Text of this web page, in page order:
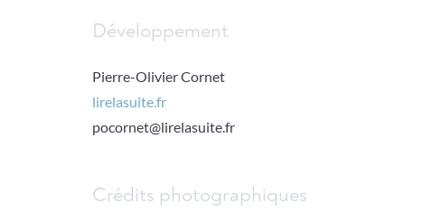
Développement
Pierre-Olivier Cornet
lirelasuite.fr
pocornet@lirelasuite.fr
Crédits photographiques